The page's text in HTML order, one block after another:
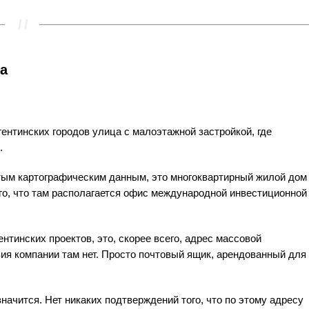
городов улица с малоэтажной застройкой, где
картографическим данным, это многоквартирный жилой дом
что там располагается офис международной инвестиционной
проектов, это, скорее всего, адрес массовой
компании там нет. Просто почтовый ящик, арендованный для
Нет никаких подтверждений того, что по этому адресу